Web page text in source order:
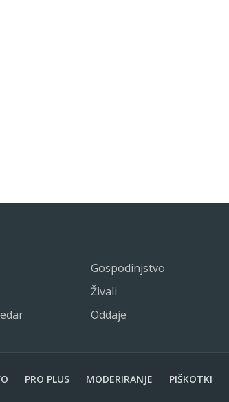
Gospodinjstvo
Živali
Oddaje
PRO PLUS MODERIRANJE PIŠKOTKI